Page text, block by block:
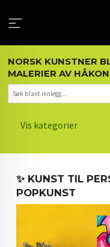
innholdet
NORSK KUNSTNER
MALERIER AV
Vis kategorier
KUNST OG KUNSTNEREN
MALERIER BLOGG
✨ KUNST TIL
POPKUNST